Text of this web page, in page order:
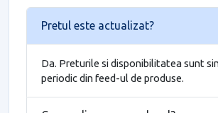
Pretul este actualizat?
Da. Preturile si disponibilitatea sunt
periodic din feed-ul de produse.